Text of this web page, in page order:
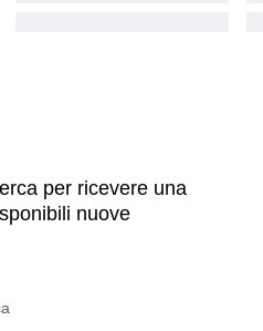
per ricevere una
nuove